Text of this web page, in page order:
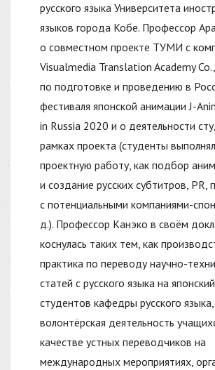
русского языка Университета
языков города Кобе. Профессор
о совместном проекте ТУМИ с
Visualmedia Translation Academy
по подготовке и проведению в
фестиваля японской анимации J-
in Russia 2020 и о деятельности
рамках проекта (студенты
проектную работу, как подбор
и создание русских субтитров, PR,
с потенциальными компаниями-
д.). Профессор Канэко в своём
коснулась таких тем, как
практика по переводу научно-
статей с русского языка на
студентов кафедры русского языка,
волонтёрская деятельность
качестве устных переводчиков на
международных мероприятиях,